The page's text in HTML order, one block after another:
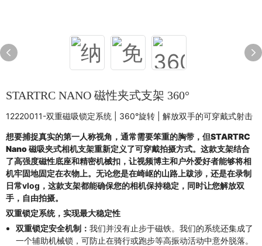
STARTRC NANO 磁性夹式支架 360°
12220011-双重磁吸锁定系统 | 360°旋转 | 解放双手的可穿戴式射击
想要捕捉真实的第一人称视角，通常需要笨重的胸带，但STARTRC
Nano 磁吸夹式相机支架重新定义了可穿戴拍摄方式。这款支架结合
了高强度磁性底座和精密机械扣，让视频博主和户外爱好者能够将相
机牢固地固定在衣物上。无论您是在崎岖的山路上跋涉，还是在录制
日常vlog，这款支架都能确保您的相机保持稳定，同时让您解放双
手，自由拍摄。
双重锁定系统，实现最大稳定性
双重锁定安全机制： 我们并没有止步于磁铁。我们的系统还集成了
一个辅助机械锁，可防止在骑行或跑步等高振动活动中意外脱落。